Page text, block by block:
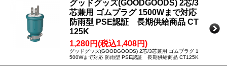
グッドグッズ(GOODGOODS) 2芯/3
芯兼用 ゴムプラグ 1500Wまで対応
防雨型 PSE認証 長期供給商品 CT
125K
1,280円(税込1,408円)
グッドグッズ(GOODGOODS) 2芯/3芯兼用 ゴムプラグ 1
500Wまで対応 防雨型 PSE認証 長期供給商品 CT125K